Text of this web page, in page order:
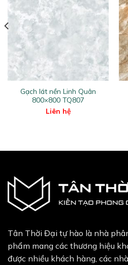
Gạch lát nền Linh Quân
800×800 TQ807
Liên hệ
Tân Thời Đại tự hào là nhà
phẩm mang các thương hiệu
được nhiều khách hàng, các